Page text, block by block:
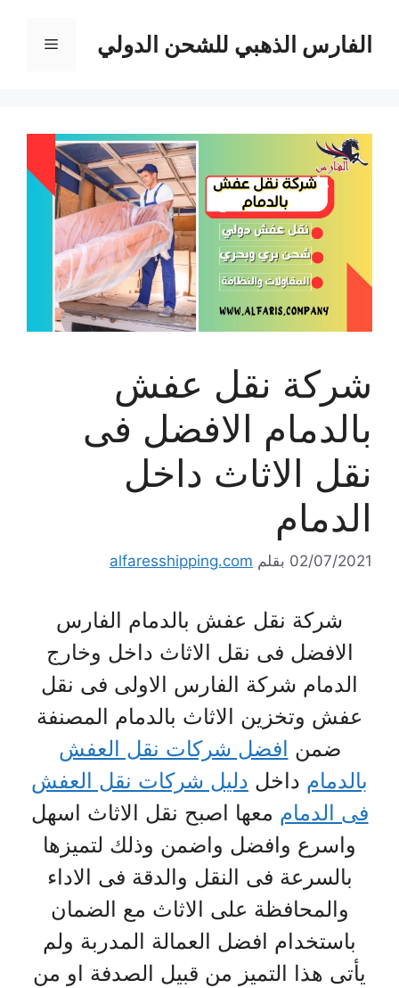
الفارس الذهبي للشحن الدولي القائمة
شركة نقل عفش
بالدمام الافضل فى
نقل الاثاث داخل
الدمام
02/07/2021 بقلم alfaresshipping.com
شركة نقل عفش بالدمام الفارس
الافضل فى نقل الاثاث داخل وخارج
الدمام شركة الفارس الاولى فى نقل
عفش وتخزين الاثاث بالدمام المصنفة
ضمن افضل شركات نقل العفش
بالدمامداخل دليل شركات نقل العفش
فى الدماممعها اصبح نقل الاثاث اسهل
واسرع وافضل واضمن وذلك لتميزها
بالسرعة فى النقل والدقة فى الاداء
والمحافظة على الاثاث مع الضمان
باستخدام افضل العمالة المدربة ولم
يأتى هذا التميز من قبيل الصدفة او من